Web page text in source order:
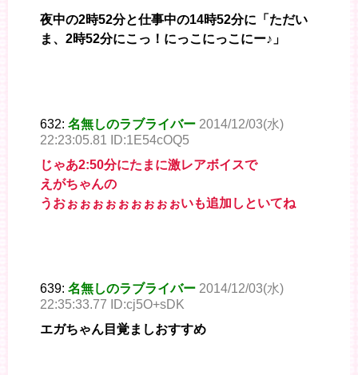
夜中の2時52分と仕事中の14時52分に「ただい
ま、2時52分にこっ！にっこにっこにー♪」
632: 名無しのラブライバー 2014/12/03(水)
22:23:05.81 ID:1E54cOQ5
じゃあ2:50分にたまに激レアボイスで
えがちゃんの
うおぉぉぉぉぉぉぉぉぉいも追加しといてね
639: 名無しのラブライバー 2014/12/03(水)
22:35:33.77 ID:cj5O+sDK
エガちゃん目覚ましおすすめ